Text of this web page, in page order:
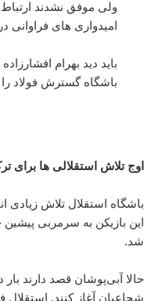
ولی موفق نشدند
امیدواری های فراوانی
باید دید بهرام
باشگاه گسترش فولاد
اوج تلاش استقلالی ها برای
باشگاه استقلال تلاش زیادی
این بازیکن به سرمربی
شد.
حالا آبی‌پوشان قصد دارند
شجاعیان آغاز کنند.